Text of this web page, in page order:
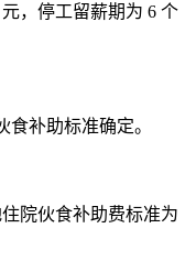
，停工留薪期为 6 个
补助标准确定。
院伙食补助费标准为